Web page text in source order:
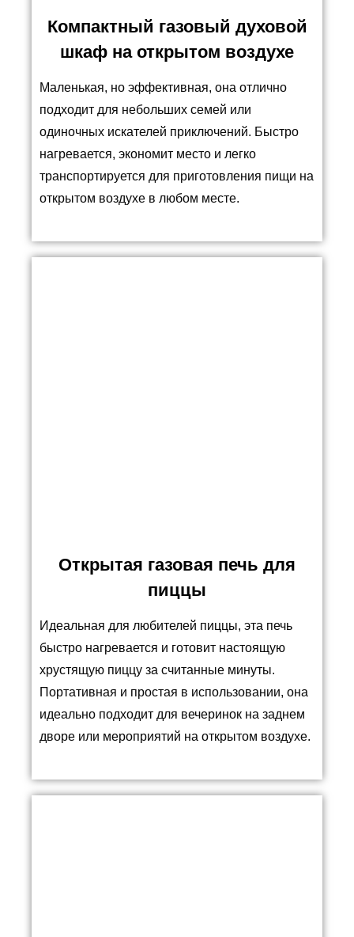
Компактный газовый духовой
шкаф на открытом воздухе
Маленькая, но эффективная, она отлично
подходит для небольших семей или
одиночных искателей приключений. Быстро
нагревается, экономит место и легко
транспортируется для приготовления пищи на
открытом воздухе в любом месте.
Открытая газовая печь для
пиццы
Идеальная для любителей пиццы, эта печь
быстро нагревается и готовит настоящую
хрустящую пиццу за считанные минуты.
Портативная и простая в использовании, она
идеально подходит для вечеринок на заднем
дворе или мероприятий на открытом воздухе.